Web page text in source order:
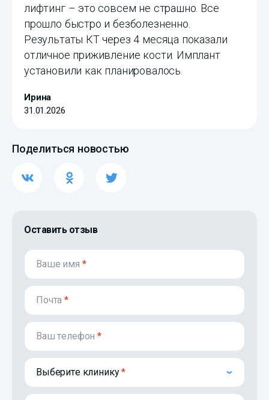
лифтинг – это совсем не страшно. Все
прошло быстро и безболезненно.
Результаты КТ через 4 месяца показали
отличное приживление кости. Имплант
установили как планировалось.
Ирина
31.01.2026
Поделиться новостью
Оставить отзыв
Ваше имя *
Почта*
Ваш телефон*
Выберите клинику